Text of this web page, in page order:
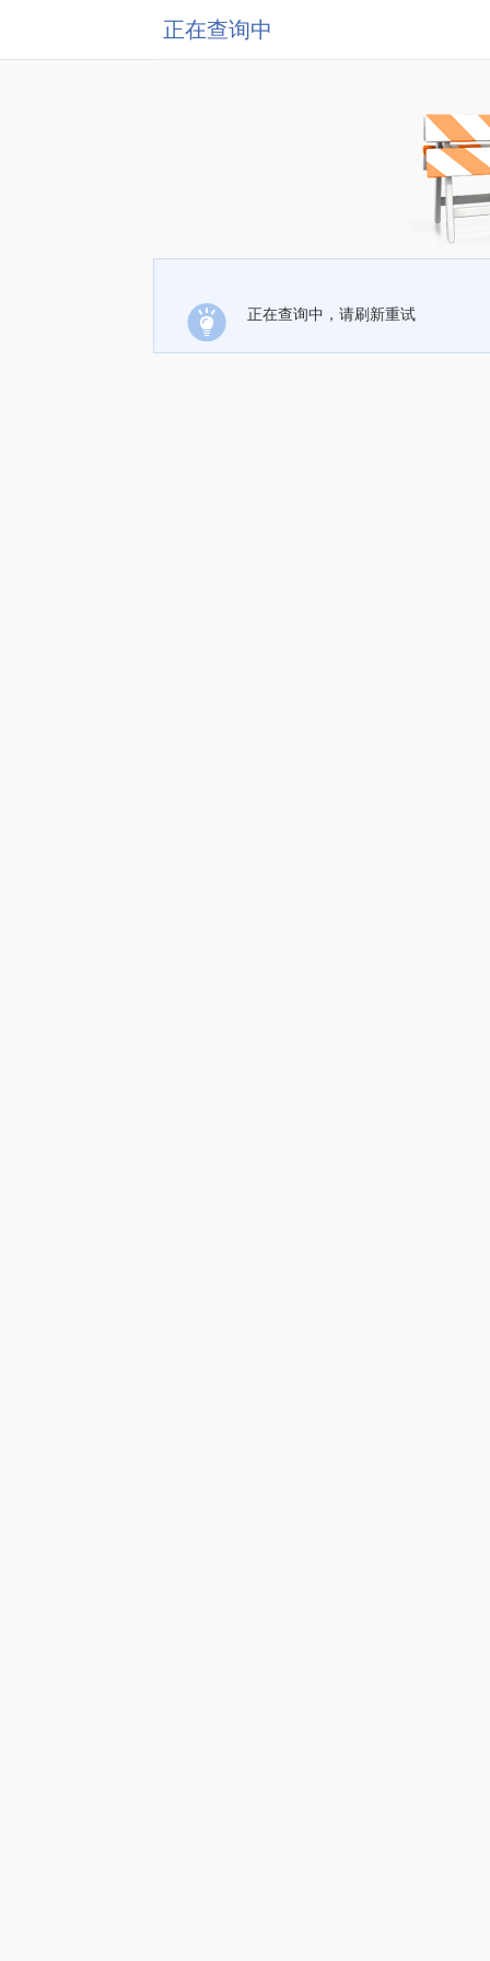
正在查询中
正在查询中，请刷新重试